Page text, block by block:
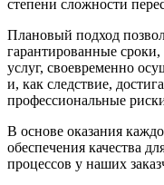
степени сложности
Плановый подход
гарантированные
услуг, своевременно
и, как следствие,
профессиональные
В основе оказания
обеспечения качества
процессов у наших